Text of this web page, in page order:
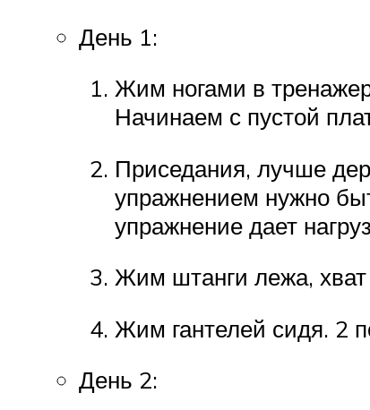
День 1:
Жим ногами в
Начинаем с пустой
Приседания, лучше
упражнением нужно
упражнение дает
Жим штанги лежа, хват
Жим гантелей сидя. 2
День 2: